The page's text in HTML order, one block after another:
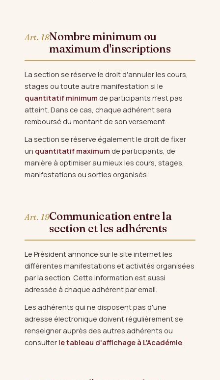
Art. 18Nombre minimum ou
maximum d'inscriptions
La section se réserve le droit d'annuler les cours,
stages ou toute autre manifestation si le
quantitatif minimum de participants n'est pas
atteint. Dans ce cas, chaque adhérent sera
remboursé du montant de son versement.
La section se réserve également le droit de fixer
un quantitatif maximum de participants, de
manière à optimiser au mieux les cours, stages,
manifestations ou sorties organisés.
Art. 19Communication entre la
section et les adhérents
Le Président annonce sur le site internet les
différentes manifestations et activités organisées
par la section. Cette information est aussi
adressée à chaque adhérent par email.
Les adhérents qui ne disposent pas d'une
adresse électronique doivent régulièrement se
renseigner auprès des autres adhérents ou
consulter le tableau d'affichage à L'Académie